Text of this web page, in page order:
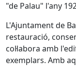
"de Palau" l'any
L'Ajuntament de
restauració,
col·labora amb
exemplars. Amb